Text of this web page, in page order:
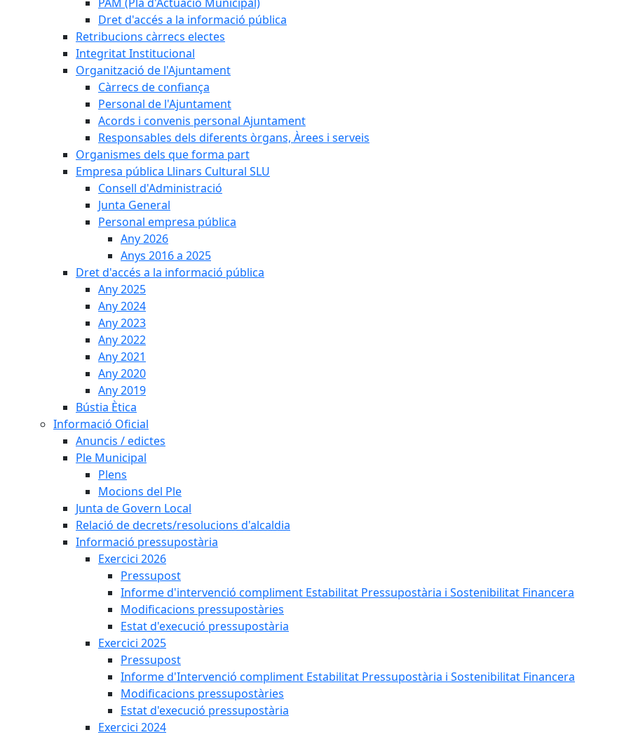
Dret d'accés a la informació pública
Retribucions càrrecs electes
Integritat Institucional
Organització de l'Ajuntament
Càrrecs de confiança
Personal de l'Ajuntament
Acords i convenis personal Ajuntament
Responsables dels diferents òrgans, Àrees i serveis
Organismes dels que forma part
Empresa pública Llinars Cultural SLU
Consell d'Administració
Junta General
Personal empresa pública
Any 2026
Anys 2016 a 2025
Dret d'accés a la informació pública
Any 2025
Any 2024
Any 2023
Any 2022
Any 2021
Any 2020
Any 2019
Bústia Ètica
Informació Oficial
Anuncis / edictes
Ple Municipal
Plens
Mocions del Ple
Junta de Govern Local
Relació de decrets/resolucions d'alcaldia
Informació pressupostària
Exercici 2026
Pressupost
Informe d'intervenció compliment Estabilitat Pressupostària i Sostenibilitat Financera
Modificacions pressupostàries
Estat d'execució pressupostària
Exercici 2025
Pressupost
Informe d'Intervenció compliment Estabilitat Pressupostària i Sostenibilitat Financera
Modificacions pressupostàries
Estat d'execució pressupostària
Exercici 2024